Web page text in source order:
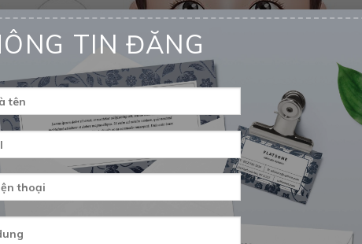
TIN ĐĂNG
ứng dụng khoa học phong thủy vào phẫu thuật thẩm mỹ hiện
suốt quá trình hơn 10 năm làm việc và đi sâu vào chuyên